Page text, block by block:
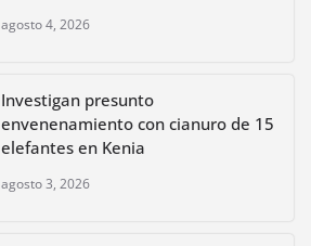
agosto 4, 2026
Investigan presunto
envenenamiento con cianuro de 15
elefantes en Kenia
agosto 3, 2026